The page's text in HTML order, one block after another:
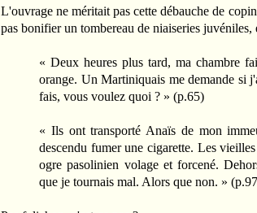
L'ouvrage ne méritait pas cette débauche de
pas bonifier un tombereau de niaiseries juvéniles,
« Deux heures plus tard, ma chambre
orange. Un Martiniquais me demande si
fais, vous voulez quoi ? » (p.65)
« Ils ont transporté Anaïs de mon
descendu fumer une cigarette. Les
ogre pasolinien volage et forcené.
que je tournais mal. Alors que non. »